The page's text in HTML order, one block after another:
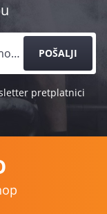
POŠALJI
pretplatnici